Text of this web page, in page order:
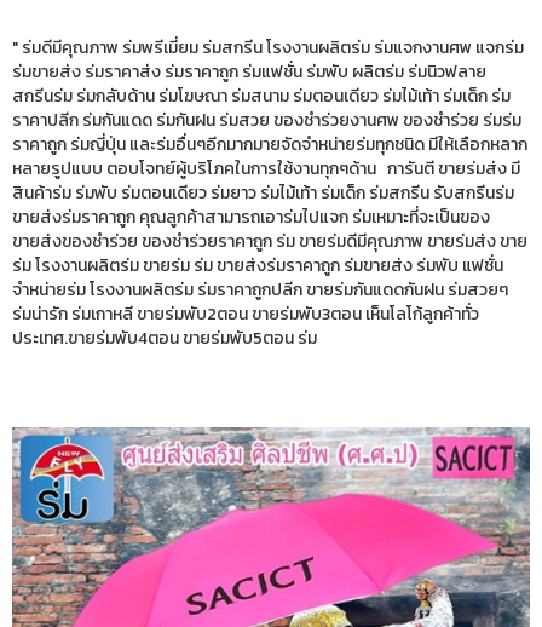
" ร่มดีมีคุณภาพ ร่มพรีเมี่ยม ร่มสกรีน โรงงานผลิตร่ม ร่มแจกงานศพ แจกร่ม
ร่มขายส่ง ร่มราคาส่ง ร่มราคาถูก ร่มแฟชั่น ร่มพับ ผลิตร่ม ร่มนิวฟลาย
สกรีนร่ม ร่มกลับด้าน ร่มโฆษณา ร่มสนาม ร่มตอนเดียว ร่มไม้เท้า ร่มเด็ก ร่ม
ราคาปลีก ร่มกันแดด ร่มกันฝน ร่มสวย ของชำร่วยงานศพ ของชำร่วย ร่มร่ม
ราคาถูก ร่มญี่ปุ่น และร่มอื่นๆอีกมากมายจัดจำหน่ายร่มทุกชนิด มีให้เลือกหลาก
หลายรูปแบบ ตอบโจทย์ผู้บริโภคในการใช้งานทุกๆด้าน การันตี ขายร่มส่ง มี
สินค้าร่ม ร่มพับ ร่มตอนเดียว ร่มยาว ร่มไม้เท้า ร่มเด็ก ร่มสกรีน รับสกรีนร่ม
ขายส่งร่มราคาถูก คุณลูกค้าสามารถเอาร่มไปแจก ร่มเหมาะที่จะเป็นของ
ขายส่งของชำร่วย ของชำร่วยราคาถูก ร่ม ขายร่มดีมีคุณภาพ ขายร่มส่ง ขาย
ร่ม โรงงานผลิตร่ม ขายร่ม ร่ม ขายส่งร่มราคาถูก ร่มขายส่ง ร่มพับ แฟชั่น
จำหน่ายร่ม โรงงานผลิตร่ม ร่มราคาถูกปลีก ขายร่มกันแดดกันฝน ร่มสวยๆ
ร่มน่ารัก ร่มเกาหลี ขายร่มพับ2ตอน ขายร่มพับ3ตอน เห็นโลโก้ลูกค้าทั่ว
ประเทศ.ขายร่มพับ4ตอน ขายร่มพับ5ตอน ร่ม